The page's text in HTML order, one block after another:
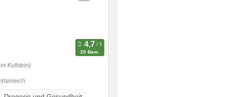
20 Bew.
Kufstein)